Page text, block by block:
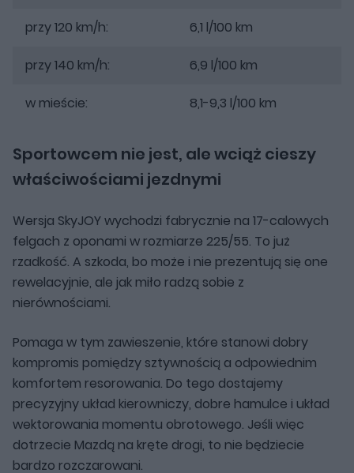
przy 120 km/h: 6,1 l/100 km
przy 140 km/h: 6,9 l/100 km
w mieście: 8,1-9,3 l/100 km
Sportowcem nie jest, ale wciąż cieszy
właściwościami jezdnymi
Wersja SkyJOY wychodzi fabrycznie na 17-calowych
felgach z oponami w rozmiarze 225/55. To już
rzadkość. A szkoda, bo może i nie prezentują się one
rewelacyjnie, ale jak miło radzą sobie z
nierównościami.
Pomaga w tym zawieszenie, które stanowi dobry
kompromis pomiędzy sztywnością a odpowiednim
komfortem resorowania. Do tego dostajemy
precyzyjny układ kierowniczy, dobre hamulce i układ
wektorowania momentu obrotowego. Jeśli więc
dotrzecie Mazdą na kręte drogi, to nie będziecie
bardzo rozczarowani.